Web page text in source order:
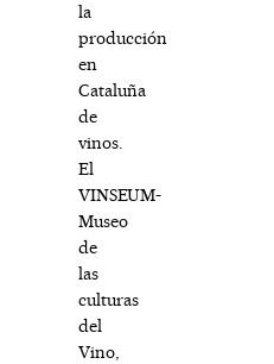
la
producción
en
Cataluña
de
vinos.
El
VINSEUM-
Museo
de
las
culturas
del
Vino,